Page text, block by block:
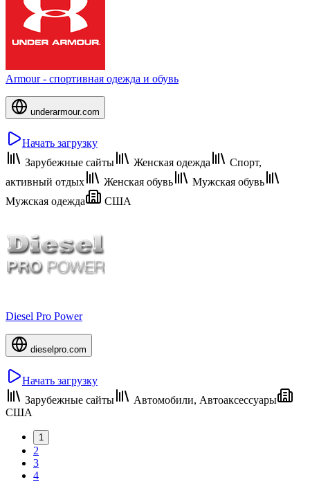
Armour - спортивная одежда и обувь
underarmour.com
Начать загрузку
Зарубежные сайты
Женская одежда
Спорт,
активный отдых
Женская обувь
Мужская обувь
Мужская одежда
США
Diesel Pro Power
dieselpro.com
Начать загрузку
Зарубежные сайты
Автомобили, Автоаксессуары
США
1
2
3
4